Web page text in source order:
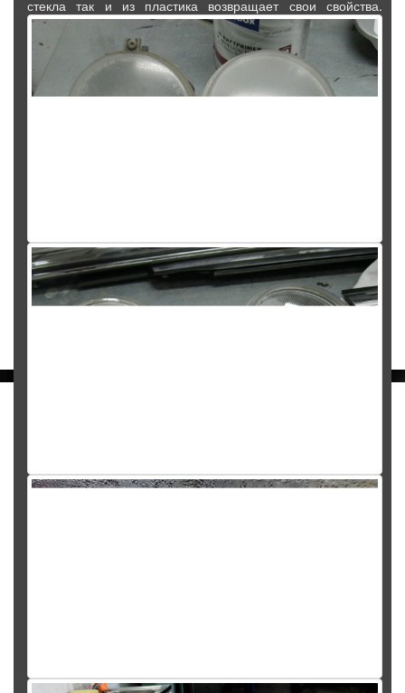
стекла так и из пластика возвращает свои свойства.